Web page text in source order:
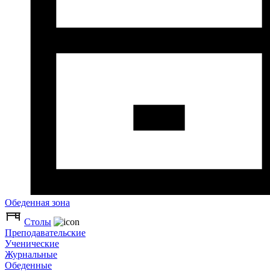
Обеденная зона
Столы
Преподавательские
Ученические
Журнальные
Обеденные